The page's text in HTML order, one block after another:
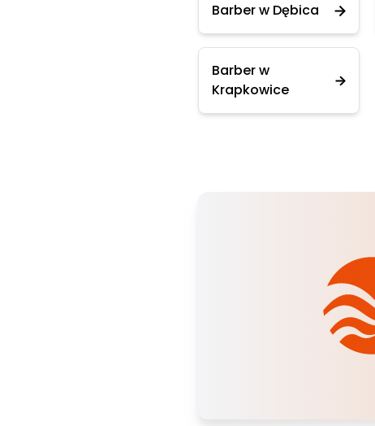
Barber w Dębica
Barber w
Krapkowice